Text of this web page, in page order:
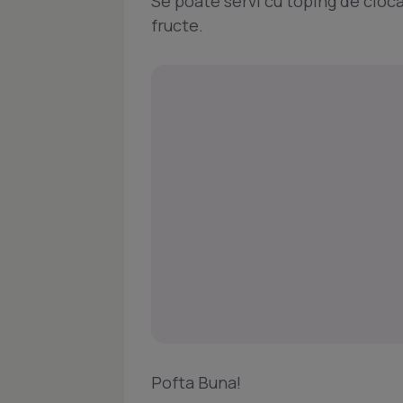
fructe.
Pofta Buna!